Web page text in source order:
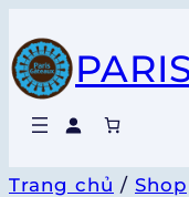
đến
phần
nội
Trang chủ / Shop